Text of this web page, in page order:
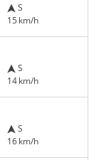
S
15 km/h
S
14 km/h
S
16 km/h